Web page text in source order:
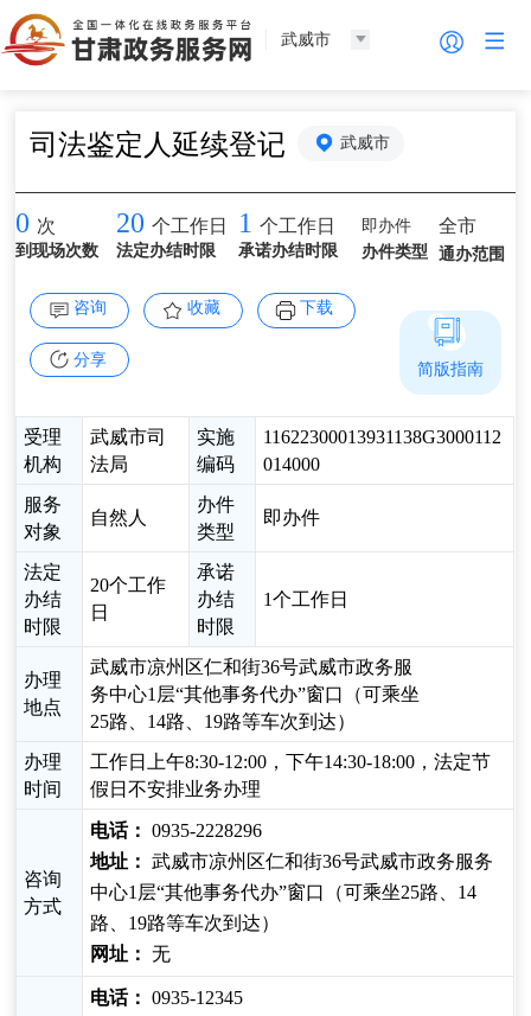
武威市
司法鉴定人延续登记 武威市
0 次
到现场次数
20 个工作日
法定办结时限
1 个工作日
承诺办结时限
即办件
办件类型
全市
通办范围
咨询 收藏 下载
分享
受理
机构
武威市司
法局
实施
编码
11622300013931138G3000112
014000
服务
对象
自然人
办件
类型
即办件
法定
办结
时限
20个工作
日
承诺
办结
时限
1个工作日
办理
地点
武威市凉州区仁和街36号武威市政务服
务中心1层“其他事务代办”窗口（可乘坐
25路、14路、19路等车次到达）
办理
时间
工作日上午8:30-12:00，下午14:30-18:00，法定节
假日不安排业务办理
咨询
方式
电话： 0935-2228296
地址： 武威市凉州区仁和街36号武威市政务服务
中心1层“其他事务代办”窗口（可乘坐25路、14
路、19路等车次到达）
网址： 无
电话： 0935-12345
简版指南